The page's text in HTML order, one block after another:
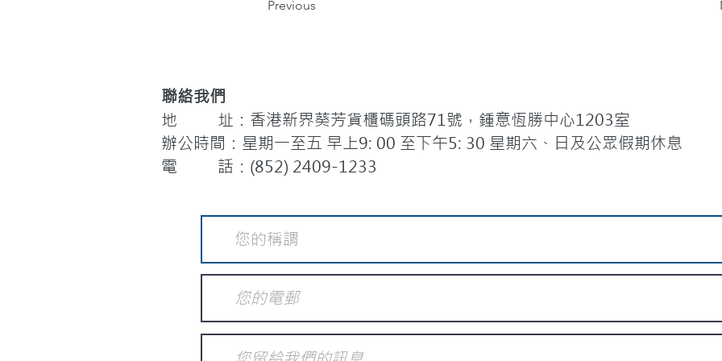
Previous
聯絡我們
地 址：香港新界葵芳貨櫃碼頭路71號，鍾意恆勝中心1203室
辦公時間：星期一至五 早上9: 00 至下午5: 30 星期六、日及公眾假期休息
電 話：(852) 2409-1233